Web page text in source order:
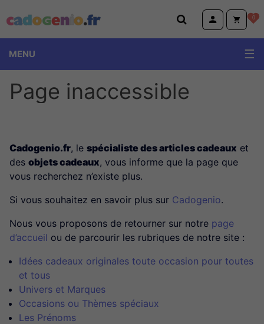
Cadogenio.fr 0
MENU
Page inaccessible
Cadogenio.fr, le spécialiste des articles cadeaux et
des objets cadeaux, vous informe que la page que
vous recherchez n’existe plus.
Si vous souhaitez en savoir plus sur Cadogenio.
Nous vous proposons de retourner sur notre page
d’accueil ou de parcourir les rubriques de notre site :
Idées cadeaux originales toute occasion pour toutes
et tous
Univers et Marques
Occasions ou Thèmes spéciaux
Les Prénoms